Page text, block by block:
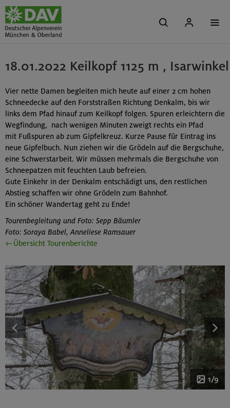
18.01.2022 Keilkopf 1125 m , Isarwinkel
Vier nette Damen begleiten mich heute auf einer 2 cm hohen
Schneedecke auf den Forststraßen Richtung Denkalm, bis wir
links dem Pfad hinauf zum Keilkopf folgen. Spuren erleichtern die
Wegfindung, nach wenigen Minuten zweigt rechts ein Pfad
mit Fußspuren ab zum Gipfelkreuz. Kurze Pause für Eintrag ins
neue Gipfelbuch. Nun ziehen wir die Grödeln auf die Bergschuhe,
eine Schwerstarbeit. Wir müssen mehrmals die Bergschuhe von
Schneepatzen mit feuchten Laub befreien.
Gute Einkehr in der Denkalm entschädigt uns, den restlichen
Abstieg schaffen wir ohne Grödeln zum Bahnhof.
Ein schöner Wandertag geht zu Ende!
Tourenbegleitung und Foto: Sepp Bäumler
Foto: Soraya Babel, Anneliese Ramsauer
←Übersicht Tourenberichte
1/9